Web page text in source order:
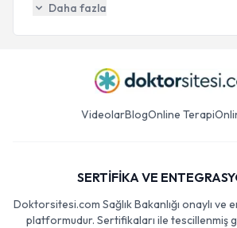
Daha fazla
VideolarBlogOnline Terapi
SERTİFİKA VE
Doktorsitesi.com Sağlık Bakanlığı onaylı ve
platformudur. Sertifikaları ile tescillenmiş